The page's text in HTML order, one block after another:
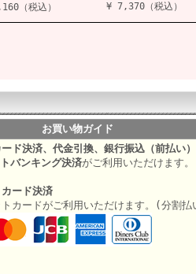
（税込）
¥ 7,370（税込）
お買い物ガイド
ード決済、代金引換、銀行振込（前払い
バンキング決済がご利用いただけます。
カード決済
カードがご利用いただけます。(分割